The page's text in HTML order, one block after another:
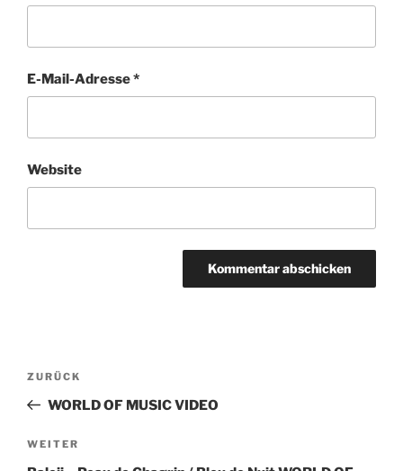
E-Mail-Adresse*
Website
Beitragsnavigation
Vorheriger
Beitrag
ZURÜCK
WORLD OF MUSIC VIDEO
Nächster
WEITER